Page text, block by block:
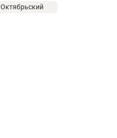
Октябрьский